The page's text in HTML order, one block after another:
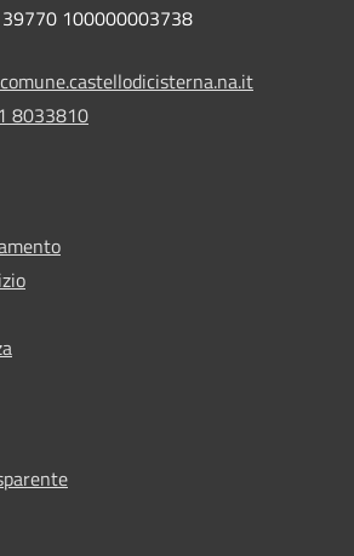
100000003738
8033810